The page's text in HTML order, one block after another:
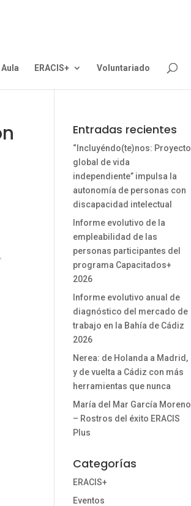
Aula ERACIS+ Voluntariado
Entradas recientes
“Incluyéndo(te)nos: Proyecto
global de vida
independiente” impulsa la
autonomía de personas con
discapacidad intelectual
Informe evolutivo de la
empleabilidad de las
personas participantes del
programa Capacitados+
2026
Informe evolutivo anual de
diagnóstico del mercado de
trabajo en la Bahía de Cádiz
2026
Nerea: de Holanda a Madrid,
y de vuelta a Cádiz con más
herramientas que nunca
María del Mar García Moreno
– Rostros del éxito ERACIS
Plus
Categorías
ERACIS+
Eventos